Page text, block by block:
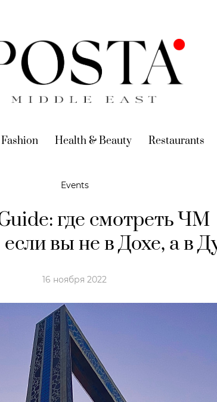
Fashion (current)
Health & Beauty (current)
Restaurants
Events
где смотреть ЧМ
вы не в Дохе, а в
16 ноября 2022